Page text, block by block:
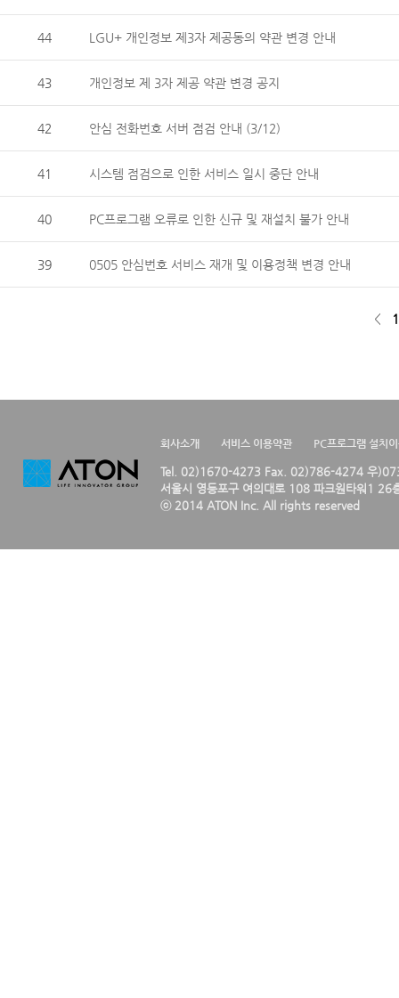
44 LGU+ 개인정보 제3자 제공동의 약관 변경 안내
43 개인정보 제 3자 제공 약관 변경 공지
42 안심 전화번호 서버 점검 안내 (3/12)
41 시스템 점검으로 인한 서비스 일시 중단 안내
40 PC프로그램 오류로 인한 신규 및 재설치 불가 안내
39 0505 안심번호 서비스 재개 및 이용정책 변경 안내
< 1
회사소개 서비스 이용약관 PC프로그램 설치
Tel. 02)1670-4273 Fax. 02)786-4274 우
서울시 영등포구 여의대로 108 파크원타워1 26
ⓒ 2014 ATON Inc. All rights reserved